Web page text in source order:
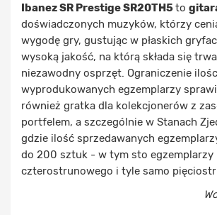
Ibanez SR Prestige SR20TH5to
doświadczonych muzyków, którzy
wygodę gry, gustując w płaskich
wysoką jakość, na którą składa się
niezawodny osprzęt. Ograniczenie
wyprodukowanych egzemplarzy
również gratka dla kolekcjonerów z
portfelem, a szczególnie w Stanach
gdzie ilość sprzedawanych
do 200 sztuk - w tym sto egzemplarzy
czterostrunowego i tyle samo